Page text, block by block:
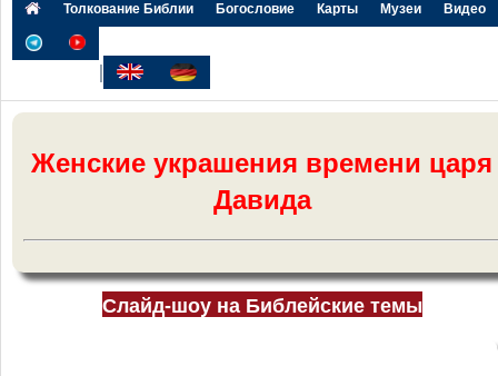
Толкование Библии Богословие Карты Музеи Видео
|
Женские украшения времени царя
Давида
Слайд-шоу на Библейские темы